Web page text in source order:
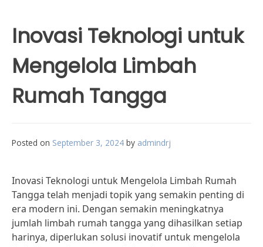
Inovasi Teknologi untuk
Mengelola Limbah
Rumah Tangga
Posted on September 3, 2024 by admindrj
Inovasi Teknologi untuk Mengelola Limbah Rumah
Tangga telah menjadi topik yang semakin penting di
era modern ini. Dengan semakin meningkatnya
jumlah limbah rumah tangga yang dihasilkan setiap
harinya, diperlukan solusi inovatif untuk mengelola